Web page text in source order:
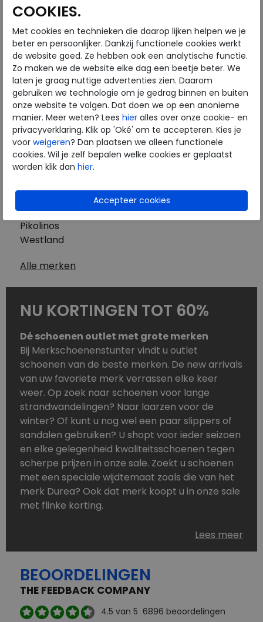
Gabor
Piedi Nudi
Pikolinos
Solidus
Think
Waldlaufer
Westland
Wolky
Herenschoenen
Australian
Birkenstock
Clarks
Mephisto
Pikolinos
Westland
Alle merken
NU KORTINGEN TOT 60%
Dé schoenen outlet met grote merken
Bij Merkschoenenstunter vindt u outlet
schoenen van de beste merken. De new arrivals
van uw favoriete merk verrassen elke keer
weer. Op zoek naar schoenen voor lange
strandwandelingen? Naar laarzen voor de
winter? Of kunt u nog wel een paar slippers of
sandalen gebruiken? U shopt voor ieder seizoen
en elke gelegenheid kwaliteitsschoenen tegen
scherpe prijzen in onze sale. Zoekt u schoenen
met een speciale wijdtemaat zoals die van het
merk Durea? Ook dat merk koopt u in onze sale
met flinke korting.
Schoenen heeft u nooit genoeg. Goedkope
schoenen, maar dus wel van topmerken,
aanbod is zo compleet dat u altijd wel een
passend paar vindt.
Welke schoenmerken vindt u in onze online
Lees meer
BEOORDELINGEN
THE FEEDBACK COMPANY
4.5 van 5 6896 beoordelingen
COOKIES.
Met cookies en technieken die daarop lijken helpen we je
beter en persoonlijker. Dankzij functionele cookies werkt
de website goed. Ze hebben ook een analytische functie.
Zo maken we de website elke dag een beetje beter. We
laten je graag nuttige advertenties zien. Daarom
gebruiken we technologie om je gedrag binnen en buiten
onze website te volgen. Dat doen we op een anonieme
manier. Meer weten? Lees hier alles over onze cookie- en
privacyverklaring. Klik op 'Oké' om te accepteren. Kies je
voor weigeren? Dan plaatsen we alleen functionele
cookies. Wil je zelf bepalen welke cookies er geplaatst
worden klik dan hier.